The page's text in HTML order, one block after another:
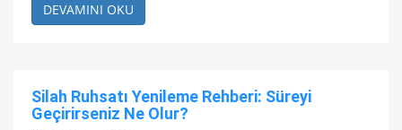
DEVAMINI OKU
Silah Ruhsatı Yenileme Rehberi: Süreyi
Geçirirseniz Ne Olur?